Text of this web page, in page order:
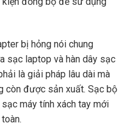
bị hỏng nói chung
sạc laptop và hàn dây sạc
là giải pháp lâu dài mà
còn được sản xuất. Sạc bộ
máy tính xách tay mới